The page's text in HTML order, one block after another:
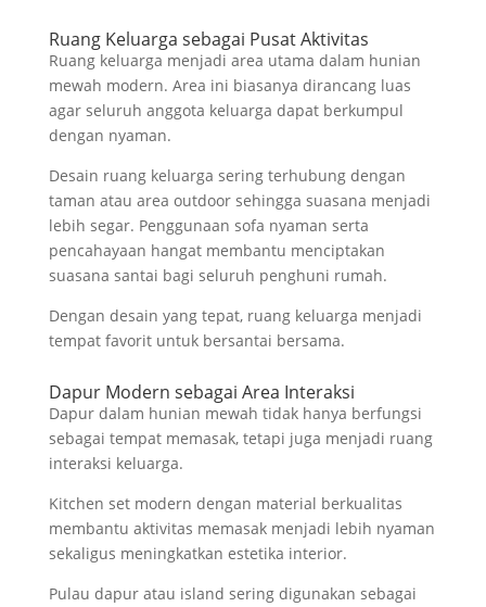
Ruang Keluarga sebagai Pusat Aktivitas
Ruang keluarga menjadi area utama dalam hunian
mewah modern. Area ini biasanya dirancang luas
agar seluruh anggota keluarga dapat berkumpul
dengan nyaman.
Desain ruang keluarga sering terhubung dengan
taman atau area outdoor sehingga suasana menjadi
lebih segar. Penggunaan sofa nyaman serta
pencahayaan hangat membantu menciptakan
suasana santai bagi seluruh penghuni rumah.
Dengan desain yang tepat, ruang keluarga menjadi
tempat favorit untuk bersantai bersama.
Dapur Modern sebagai Area Interaksi
Dapur dalam hunian mewah tidak hanya berfungsi
sebagai tempat memasak, tetapi juga menjadi ruang
interaksi keluarga.
Kitchen set modern dengan material berkualitas
membantu aktivitas memasak menjadi lebih nyaman
sekaligus meningkatkan estetika interior.
Pulau dapur atau island sering digunakan sebagai